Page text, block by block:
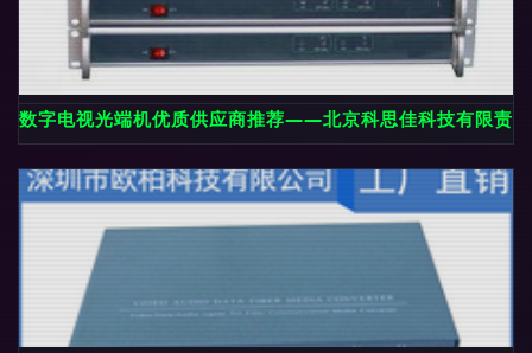
数字电视光端机优质供应商推荐——北京科思佳科技有限责